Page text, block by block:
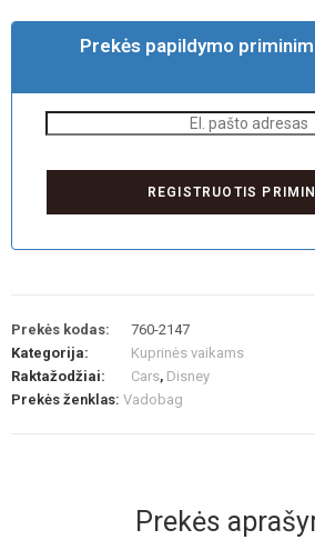
Prekės papildymo
Prekės kodas:
760-2147
Kategorija:
Kuprinės vaikams
Raktažodžiai:
Cars, Disney
Prekės ženklas: Vadobag
Prekės